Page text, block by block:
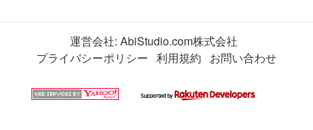
運営会社: AbiStudio.com株式会社
プライバシーポリシー 利用規約 お問い合わせ